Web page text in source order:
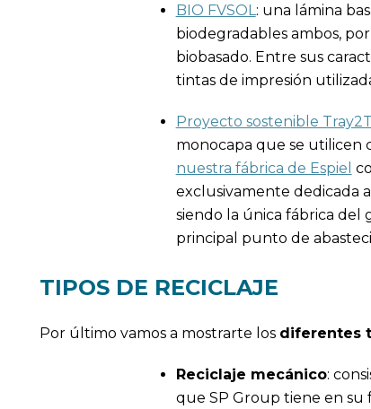
BIO FVSOL: una lámina
biodegradables ambos,
biobasado. Entre sus
tintas de impresión
Proyecto sostenible
monocapa que se utilicen
nuestra fábrica de Espiel
exclusivamente dedicada
siendo la única fábrica del
principal punto de
TIPOS DE RECICLAJE
Por último vamos a mostrarte los diferentes
Reciclaje mecánico:
que SP Group tiene en su